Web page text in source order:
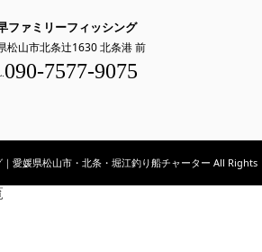
ファミリーフィッシング
松山市北条辻1630 北条港 前
090-7577-9075
愛媛県松山市・北条・堀江釣り船チャーター All Rights